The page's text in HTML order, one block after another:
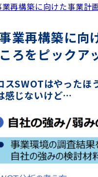
業再構築に向けた事業計
事業再構築に
ろをピックア
スSWOTはやったほ
感じないけど…